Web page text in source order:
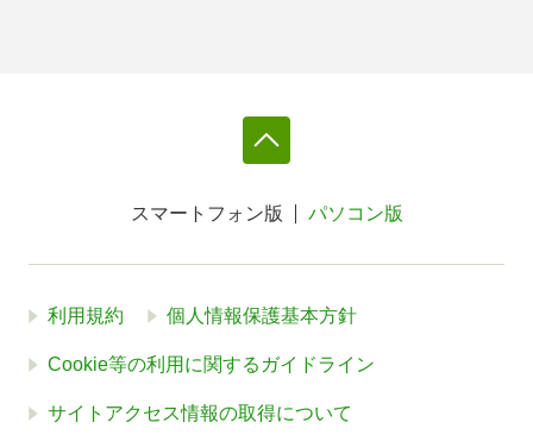
スマートフォン版 パソコン版
利用規約 個人情報保護基本方針
Cookie等の利用に関するガイドライン
サイトアクセス情報の取得について